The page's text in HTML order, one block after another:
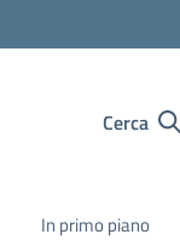
Cerca
In primo piano